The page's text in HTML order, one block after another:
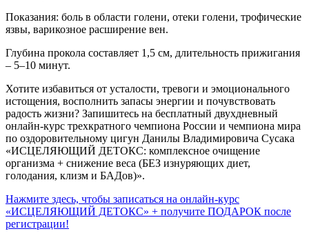
Показания: боль в области голени, отеки голени, трофические
язвы, варикозное расширение вен.
Глубина прокола составляет 1,5 см, длительность прижигания
– 5–10 минут.
Хотите избавиться от усталости, тревоги и эмоционального
истощения, восполнить запасы энергии и почувствовать
радость жизни? Запишитесь на бесплатный двухдневный
онлайн-курс трехкратного чемпиона России и чемпиона мира
по оздоровительному цигун Данилы Владимировича Сусака
«ИСЦЕЛЯЮЩИЙ ДЕТОКС: комплексное очищение
организма + снижение веса (БЕЗ изнуряющих диет,
голодания, клизм и БАДов)».
Нажмите здесь, чтобы записаться на онлайн-курс
«ИСЦЕЛЯЮЩИЙ ДЕТОКС» + получите ПОДАРОК после
регистрации!